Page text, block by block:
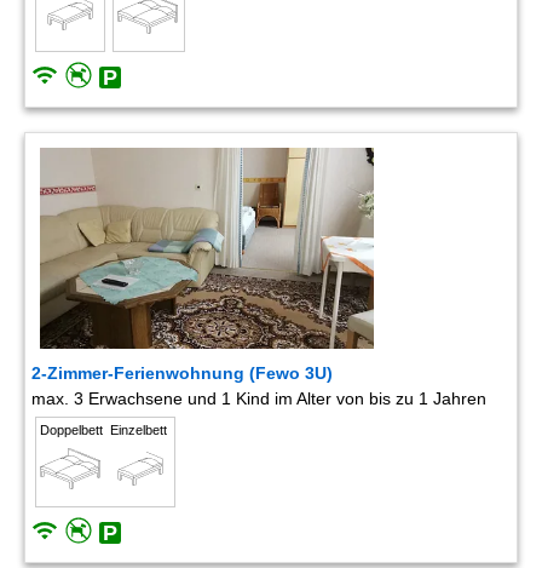
2-Zimmer-Ferienwohnung (Fewo 3U)
max. 3 Erwachsene und 1 Kind im Alter von bis zu 1 Jahren
Doppelbett Einzelbett